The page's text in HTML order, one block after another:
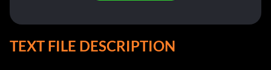
TEXT FILE DESCRIPTION